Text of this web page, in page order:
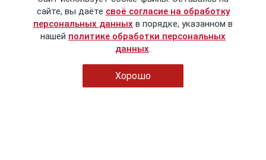
сайте, вы даёте своё согласие на обработку
персональных данных в порядке, указанном в
нашей политике обработки персональных
данных.
Хорошо